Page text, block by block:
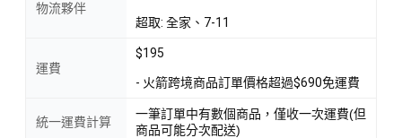
物流夥伴
超取: 全家、7-11
運費
$195
- 火箭跨境商品訂單價格超過$690免運費
統一運費計算
一筆訂單中有數個商品，僅收一次運費(但
商品可能分次配送)